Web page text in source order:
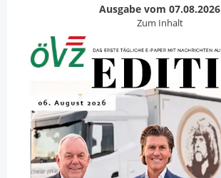
Ausgabe vom 07.08.2026
Zum Inhalt